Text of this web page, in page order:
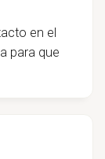
en el
para que